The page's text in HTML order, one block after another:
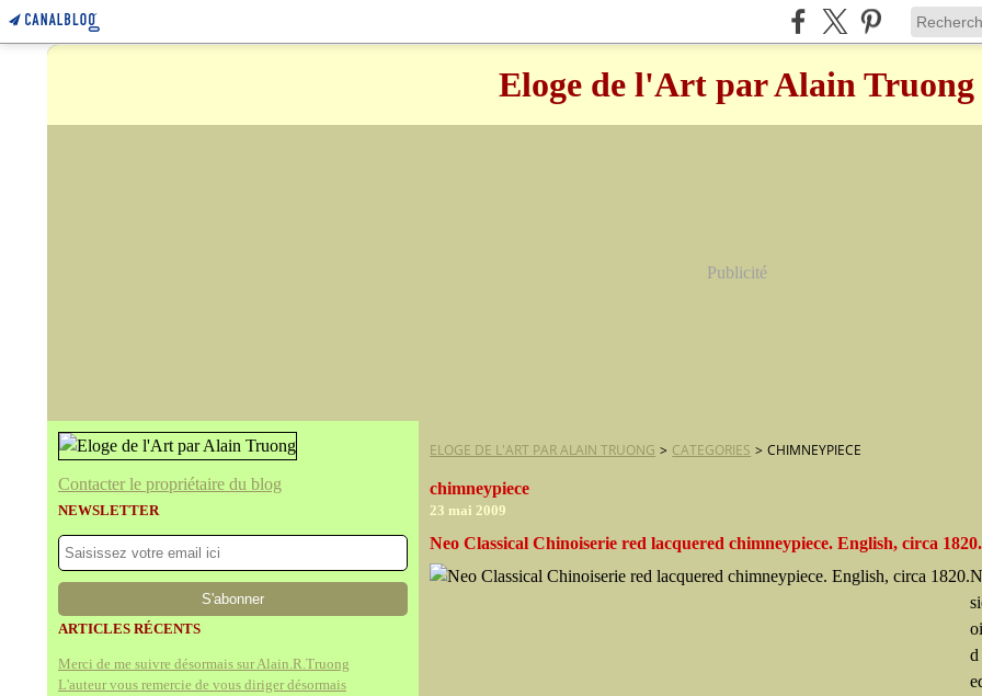
Eloge de l'Art par Alain Truong
Publicité
Contacter le propriétaire du blog
NEWSLETTER
ARTICLES RÉCENTS
Merci de me suivre désormais sur Alain.R.Truong
L'auteur vous remercie de vous diriger désormais
ELOGE DE L'ART PAR ALAIN TRUONG > CATEGORIES > CHIMNEYPIECE
chimneypiece
23 mai 2009
Neo Classical Chinoiserie red lacquered chimneypiece. English, circa 1820.
d